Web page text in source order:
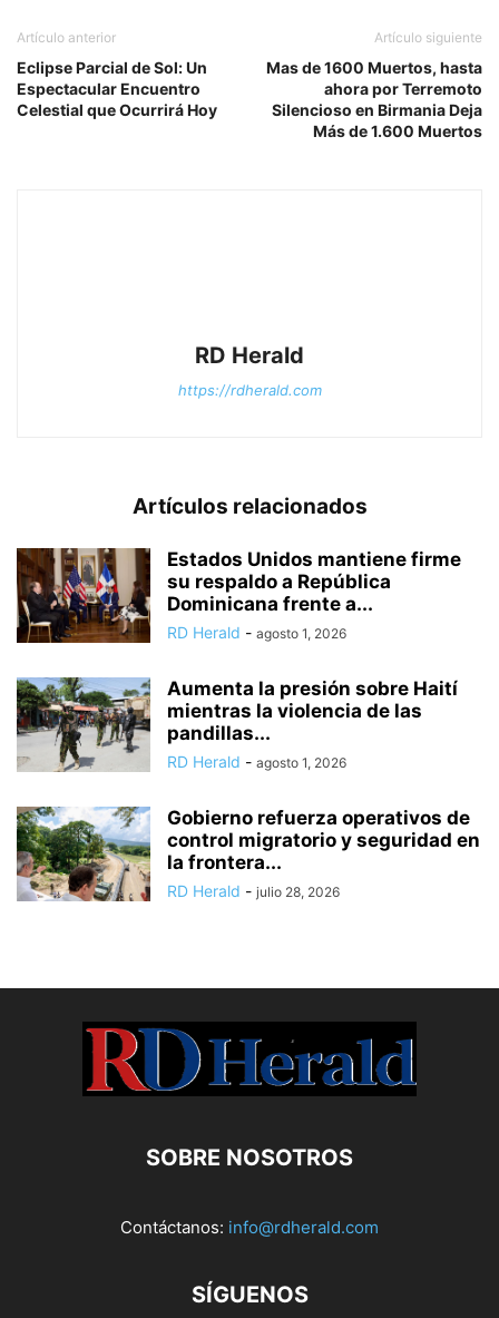
Artículo anterior
Eclipse Parcial de Sol: Un
Espectacular Encuentro
Celestial que Ocurrirá Hoy
Artículo siguiente
Mas de 1600 Muertos, hasta
ahora por Terremoto
Silencioso en Birmania Deja
Más de 1.600 Muertos
RD Herald
https://rdherald.com
Artículos relacionados
Estados Unidos mantiene firme
su respaldo a República
Dominicana frente a...
RD Herald - agosto 1, 2026
Aumenta la presión sobre Haití
mientras la violencia de las
pandillas...
RD Herald - agosto 1, 2026
Gobierno refuerza operativos de
control migratorio y seguridad en
la frontera...
RD Herald - julio 28, 2026
SOBRE NOSOTROS
Contáctanos: info@rdherald.com
SÍGUENOS